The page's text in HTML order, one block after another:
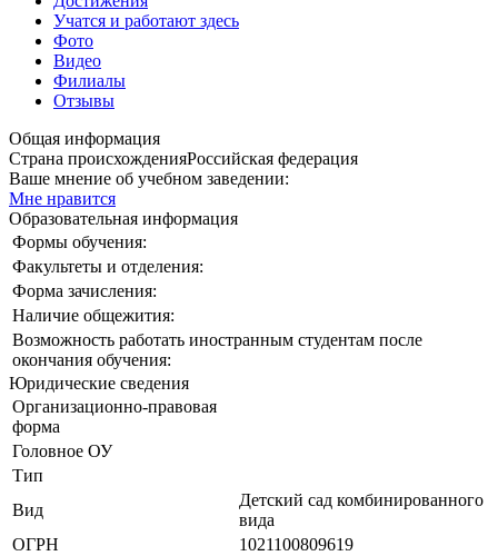
Учатся и работают здесь
Фото
Видео
Филиалы
Отзывы
Общая информация
Страна происхожденияРоссийская федерация
Ваше мнение об учебном заведении:
Мне нравится
Образовательная информация
Формы обучения:
Факультеты и отделения:
Форма зачисления:
Наличие общежития:
Возможность работать иностранным студентам после
окончания обучения:
Юридические сведения
Организационно-правовая
форма
Головное ОУ
Тип
Вид
Детский сад комбинированного
вида
ОГРН
1021100809619